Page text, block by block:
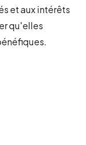
et aux intérêts
qu'elles